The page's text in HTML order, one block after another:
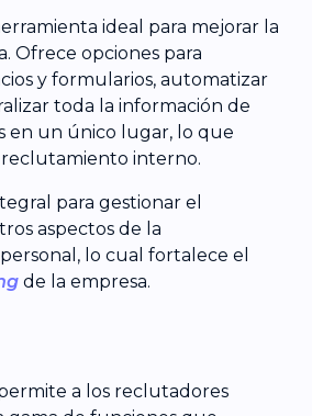
ideal para mejorar la
Ofrece opciones para
y formularios, automatizar
toda la información de
en un único lugar, lo que
interno.
para gestionar el
aspectos de la
lo cual fortalece el
de la empresa.
a los reclutadores